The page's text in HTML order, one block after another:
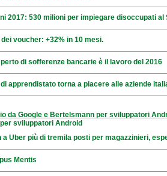
2017: 530 milioni per impiegare disoccupati al
dei voucher: +32% in 10 mesi.
di sofferenze bancarie è il lavoro del 2016
di apprendistato torna a piacere alle aziende
da Google e Bertelsmann per sviluppatori
sviluppatori Android
a Uber più di tremila posti per magazzinieri,
Mentis